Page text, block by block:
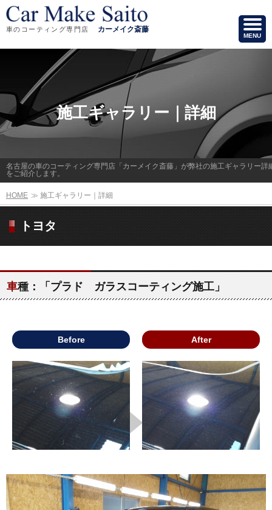
車のコーティング専門店 カーメイク斎藤
MENU
名古屋の車のコーティング専門店「カーメイク斎藤」が弊社の施工ギャラリー詳
をご紹介します。
施工ギャラリー｜詳細
HOME ≫ 施工ギャラリー｜詳細
トヨタ
車種：「プラド ガラスコーティング施工」
Before After